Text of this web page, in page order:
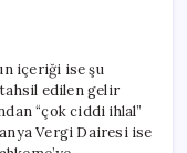
içeriği ise şu
tahsil edilen gelir
“çok ciddi ihlal”
Vergi Dairesi ise